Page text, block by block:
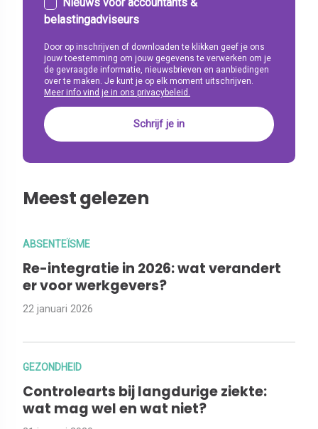
Nieuws voor accountants &
belastingadviseurs
Door op inschrijven of downloaden te klikken geef je ons
jouw toestemming om jouw gegevens te verwerken om je
de gevraagde informatie, nieuwsbrieven en aanbiedingen
over te maken. Je kunt je op elk moment uitschrijven.
Meer info vind je in ons privacybeleid.
Meest gelezen
ABSENTEÏSME
Re-integratie in 2026: wat verandert
er voor werkgevers?
22 januari 2026
GEZONDHEID
Controlearts bij langdurige ziekte:
wat mag wel en wat niet?